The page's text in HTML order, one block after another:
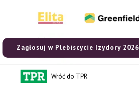
Zagłosuj w Plebiscycie Izydory 2026
Wróć do TPR